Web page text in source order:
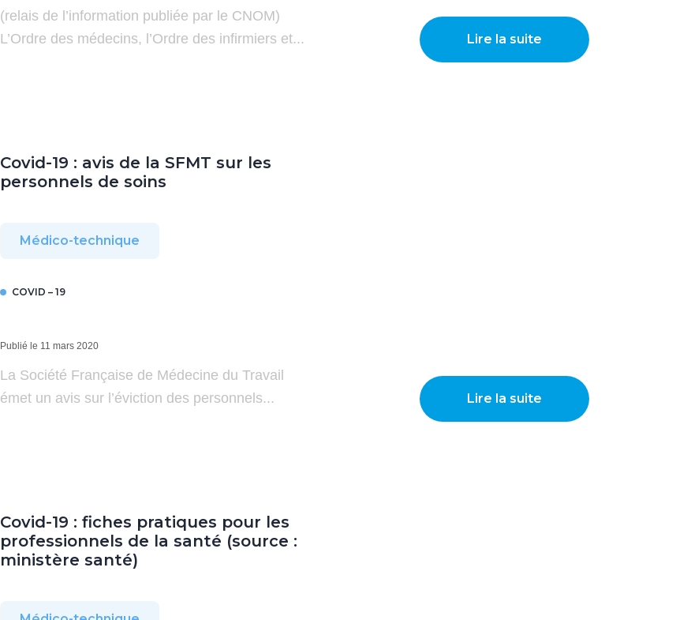
(relais de l’information publiée par le CNOM)
L’Ordre des médecins, l’Ordre des infirmiers et...
Lire la suite
Covid-19 : avis de la SFMT sur les
personnels de soins
Médico-technique
COVID – 19
Publié le 11 mars 2020
La Société Française de Médecine du Travail
émet un avis sur l’éviction des personnels...
Lire la suite
Covid-19 : fiches pratiques pour les
professionnels de la santé (source :
ministère santé)